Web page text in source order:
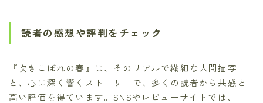
読者の感想や評判をチェック
『吹きこぼれの春』は、そのリアルで繊細な人間描写
と、心に深く響くストーリーで、多くの読者から共感と
高い評価を得ています。SNSやレビューサイトでは、